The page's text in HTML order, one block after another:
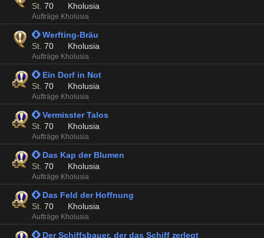
St. 70 Kholusia
Aufträge Kholusia
 Werfting-Bräu
St. 70 Kholusia
Aufträge Kholusia
 Ein Dorf in Not
St. 70 Kholusia
Aufträge Kholusia
 Vermisster Talos
St. 70 Kholusia
Aufträge Kholusia
 Das Kap der Blumen
St. 70 Kholusia
Aufträge Kholusia
 Das Feld der Hoffnung
St. 70 Kholusia
Aufträge Kholusia
 Der Schiffsbauer, der das Schiff zerlegt